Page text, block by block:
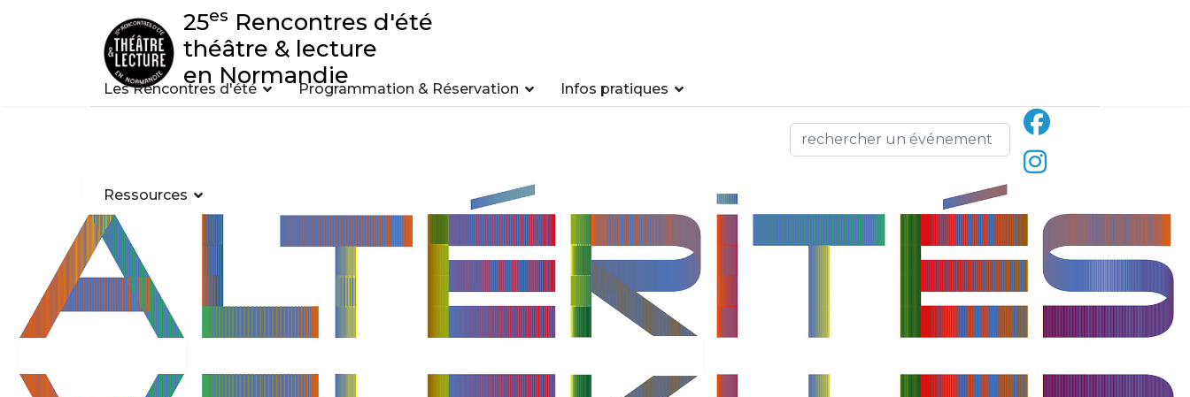
25es Rencontres d'été
théâtre & lecture
en Normandie
Les Rencontres d'été Programmation & Réservation Infos pratiques
Ressources